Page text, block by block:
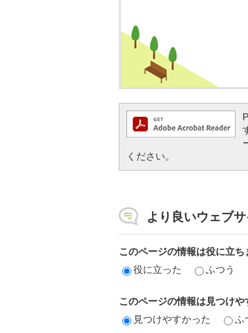
ください。
より良いウェブ
このページの情報は役に立ち
役に立った
ふつう
このページの情報は見つけや
見つけやすかった
ふ